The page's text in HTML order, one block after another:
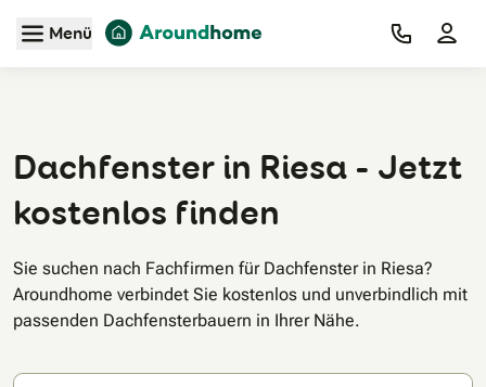
Zum Hauptinhalt
Menü
Dachfenster in Riesa - Jetzt
kostenlos finden
Sie suchen nach Fachfirmen für Dachfenster in Riesa?
Aroundhome verbindet Sie kostenlos und unverbindlich mit
passenden Dachfensterbauern in Ihrer Nähe.